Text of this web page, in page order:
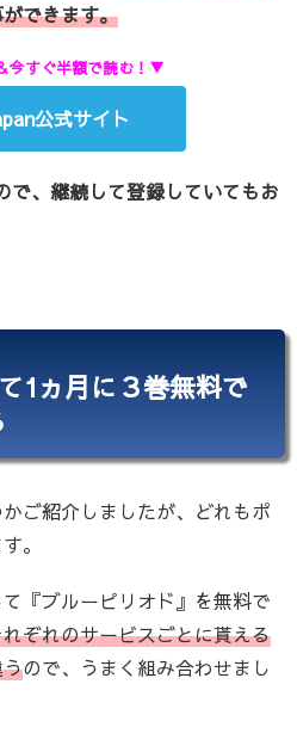
できます。
今すぐ半額で読む！▼
公式サイト
、継続して登録していてもお
1ヵ月に３巻無料で
ご紹介しましたが、どれもポ
。
『ブルーピリオド』を無料で
ぞれのサービスごとに貰える
ので、うまく組み合わせまし